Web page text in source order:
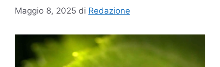
Maggio 8, 2025 di Redazione